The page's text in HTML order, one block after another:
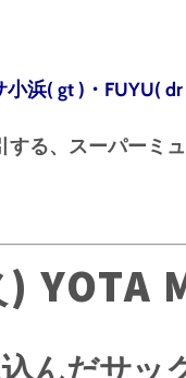
小浜( gt )・FUYU(
する、スーパーミ
YOTA